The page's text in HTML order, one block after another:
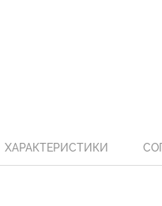
ХАРАКТЕРИСТИКИ